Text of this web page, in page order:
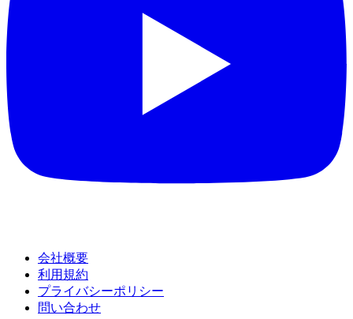
会社概要
利用規約
プライバシーポリシー
問い合わせ